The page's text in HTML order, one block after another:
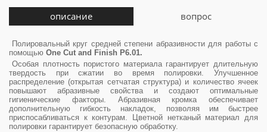
описание вопрос
Полировальный круг средней степени абразивности для работы с
помощью One Cut and Finish P6.01.
Особая плотность пористого материала гарантирует длительную
твердость при сжатии во время полировки. Улучшенное
распределение (открытая сетчатая структура) и количество ячеек
повышают абразивные свойства и создают оптимальные
гигиенические факторы. Абразивная кромка обеспечивает
дополнительную гибкость накладок, позволяя им быстрее
приспосабливаться к контурам. Цветной нетканый материал для
полировки гарантирует безопасную обработку.